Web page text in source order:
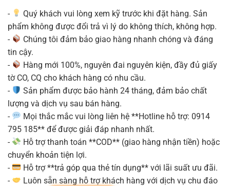
-
Quý khách vui lòng xem kỹ trước khi đặt hàng. Sản
phẩm không được đổi trả vì lý do không thích, không hợp.
-
Chúng tôi đảm bảo giao hàng nhanh chóng và đáng
tin cậy.
-
Hàng mới 100%, nguyên đai nguyên kiện, đầy đủ giấy
tờ CO, CQ cho khách hàng có nhu cầu.
-
Sản phẩm được bảo hành 24 tháng, đảm bảo chất
lượng và dịch vụ sau bán hàng.
-
Mọi thắc mắc vui lòng liên hệ **Hotline hỗ trợ: 0914
795 185** để được giải đáp nhanh nhất.
-
Hỗ trợ thanh toán **COD** (giao hàng nhận tiền) hoặc
chuyển khoản tiện lợi.
-
Hỗ trợ **trả góp qua thẻ tín dụng** với lãi suất ưu đãi.
-
Luôn sẵn sàng hỗ trợ khách hàng với dịch vụ chu đáo